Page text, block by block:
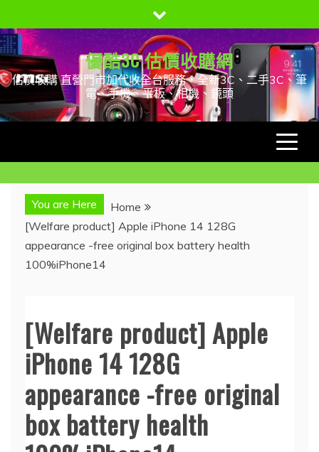
to
content
優酷3C 估價收購網
估價收購 直營門市加代收全台服務，全新3C、二手3C、筆
電、手機、平板、相機、鏡頭
You are Here
Home
[Welfare product] Apple iPhone 14 128G
appearance -free original box battery health
100%iPhone14
[Welfare product] Apple
iPhone 14 128G
appearance -free original
box battery health